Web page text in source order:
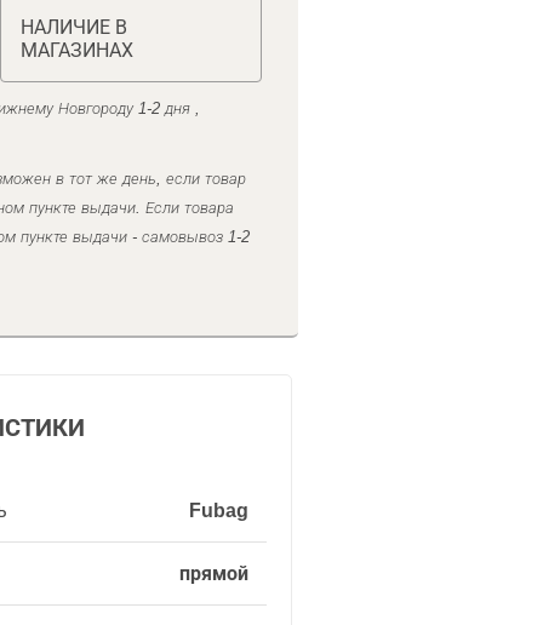
НАЛИЧИЕ В
МАГАЗИНАХ
Новгороду 1-2 дня ,
в тот же день, если товар
пункте выдачи. Если товара
пункте выдачи - самовывоз 1-2
Fubag
прямой